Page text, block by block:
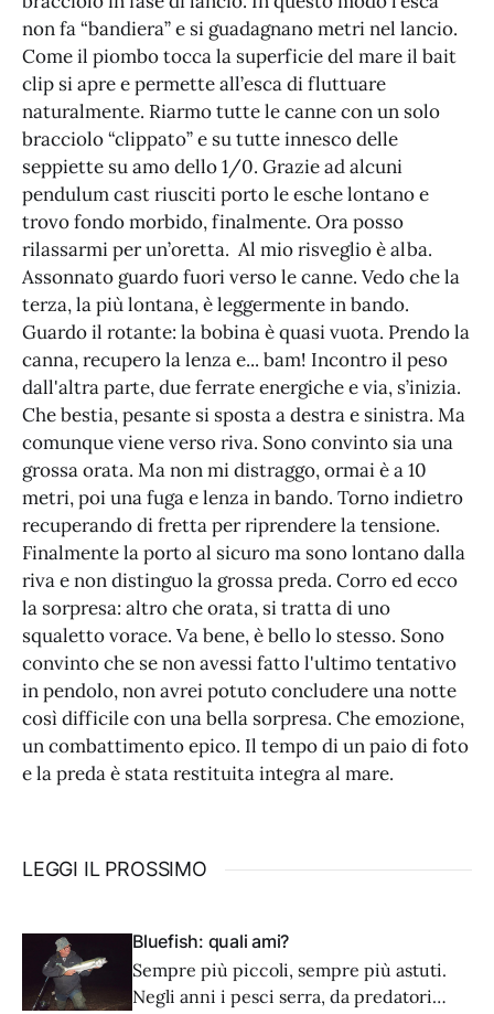
non fa “bandiera” e si guadagnano metri nel lancio.
Come il piombo tocca la superficie del mare il bait
clip si apre e permette all’esca di fluttuare
naturalmente. Riarmo tutte le canne con un solo
bracciolo “clippato” e su tutte innesco delle
seppiette su amo dello 1/0. Grazie ad alcuni
pendulum cast riusciti porto le esche lontano e
trovo fondo morbido, finalmente. Ora posso
rilassarmi per un’oretta. Al mio risveglio è alba.
Assonnato guardo fuori verso le canne. Vedo che la
terza, la più lontana, è leggermente in bando.
Guardo il rotante: la bobina è quasi vuota. Prendo la
canna, recupero la lenza e... bam! Incontro il peso
dall'altra parte, due ferrate energiche e via, s’inizia.
Che bestia, pesante si sposta a destra e sinistra. Ma
comunque viene verso riva. Sono convinto sia una
grossa orata. Ma non mi distraggo, ormai è a 10
metri, poi una fuga e lenza in bando. Torno indietro
recuperando di fretta per riprendere la tensione.
Finalmente la porto al sicuro ma sono lontano dalla
riva e non distinguo la grossa preda. Corro ed ecco
la sorpresa: altro che orata, si tratta di uno
squaletto vorace. Va bene, è bello lo stesso. Sono
convinto che se non avessi fatto l'ultimo tentativo
in pendolo, non avrei potuto concludere una notte
così difficile con una bella sorpresa. Che emozione,
un combattimento epico. Il tempo di un paio di foto
e la preda è stata restituita integra al mare.
LEGGI IL PROSSIMO
Bluefish: quali ami?
Sempre più piccoli, sempre più astuti.
Negli anni i pesci serra, da predatori